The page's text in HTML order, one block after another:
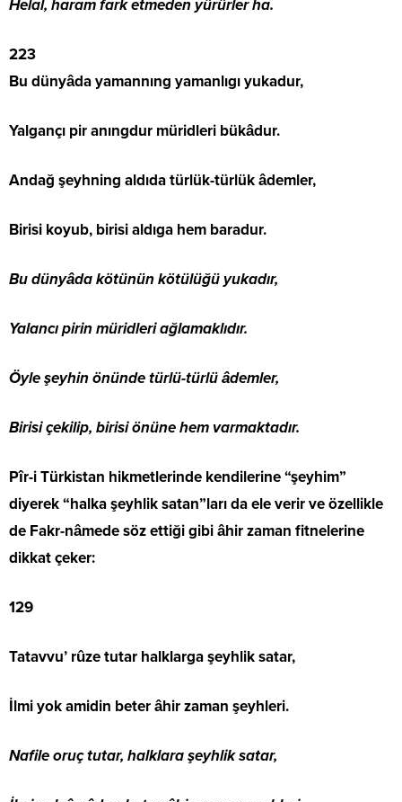
Helal, haram fark etmeden yürürler ha.
223
Bu dünyâda yamannıng yamanlıgı yukadur,
Yalgançı pir anıngdur müridleri bükâdur.
Andağ şeyhning aldıda türlük-türlük âdemler,
Birisi koyub, birisi aldıga hem baradur.
Bu dünyâda kötünün kötülüğü yukadır,
Yalancı pirin müridleri ağlamaklıdır.
Öyle şeyhin önünde türlü-türlü âdemler,
Birisi çekilip, birisi önüne hem varmaktadır.
Pîr-i Türkistan hikmetlerinde kendilerine “şeyhim”
diyerek “halka şeyhlik satan”ları da ele verir ve özellikle
de Fakr-nâmede söz ettiği gibi âhir zaman fitnelerine
dikkat çeker:
129
Tatavvu’ rûze tutar halklarga şeyhlik satar,
İlmi yok amidin beter âhir zaman şeyhleri.
Nafile oruç tutar, halklara şeyhlik satar,